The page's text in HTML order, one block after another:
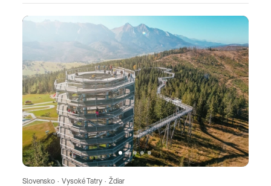
Slovensko · Vysoké Tatry · Ždiar